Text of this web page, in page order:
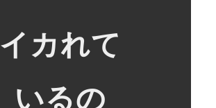
イカれて
いるの